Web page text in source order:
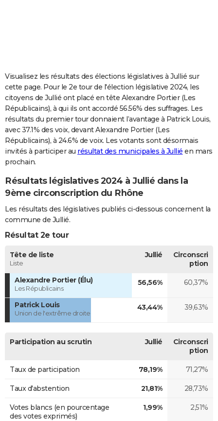
Carte de Noël
Carte Bonne année
Carte Saint-Valentin
Carte Pâques
Carte d'anniversaire
DICTIONNAIRE
Dictionnaire
Biographies
Citations
Expressions
Proverbes
PROGRAMME TV
COPAINS D'AVANT
S'inscrire
Se connecter
Lycées
Collèges
Primaires
Universités
Entreprises
Service militaire
Avis de recherche
AVIS DE DÉCÈS
Visualisez les résultats des élections législatives à Jullié sur
cette page. Pour le 2e tour de l'élection législative 2024, les
citoyens de Jullié ont placé en tête Alexandre Portier (Les
Républicains), à qui ils ont accordé 56.56% des suffrages. Les
résultats du premier tour donnaient l’avantage à Patrick Louis,
avec 37.1% des voix, devant Alexandre Portier (Les
Républicains), à 24.6% de voix. Les votants sont désormais
invités à participer au résultat des municipales à Jullié en mars
prochain.
Résultats législatives 2024 à Jullié dans la
9ème circonscription du Rhône
Les résultats des législatives publiés ci-dessous concernent la
commune de Jullié.
Résultat 2e tour
Tête de liste
Liste
Jullié
Circonscri
ption
Alexandre Portier (Élu)
Les Républicains
56,56% 60,37%
Patrick Louis
Union de l'extrême droite
43,44% 39,63%
Participation au scrutin Jullié
Circonscri
ption
Taux de participation 78,19% 71,27%
Taux d'abstention 21,81% 28,73%
Votes blancs (en pourcentage
des votes exprimés)
1,99% 2,51%